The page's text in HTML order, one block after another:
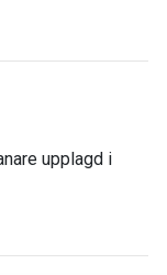
upplagd i